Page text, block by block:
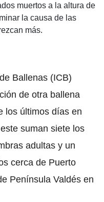
muertos a la altura de
la causa de las
más.
Ballenas (ICB)
de otra ballena
los últimos días en
suman siete los
adultas y un
cerca de Puerto
Península Valdés en